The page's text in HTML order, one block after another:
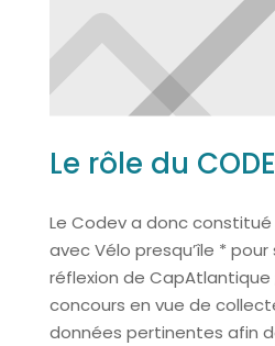
Le rôle du
Le Codev a donc
avec Vélo presqu’île * pour
réflexion de CapAtlantique
concours en vue de
données pertinentes afin